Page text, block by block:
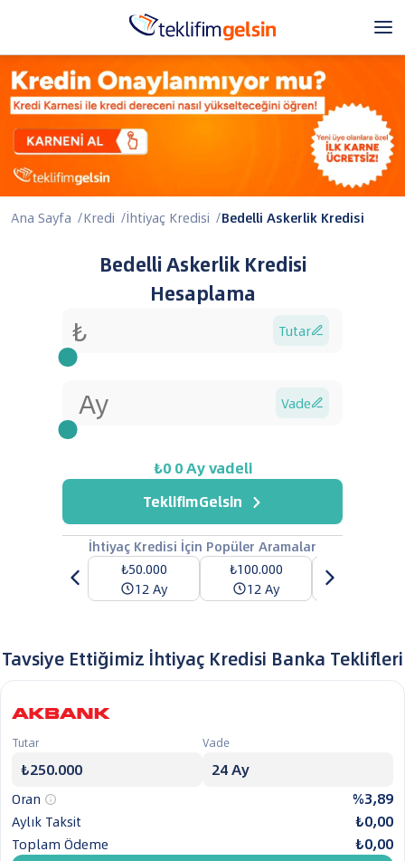
Ana Sayfa /Kredi /İhtiyaç Kredisi /Bedelli Askerlik Kredisi
Bedelli Askerlik Kredisi
Hesaplama
Tutar
Vade
₺0 0Ay vadeli
TeklifimGelsin
İhtiyaç Kredisi İçin Popüler Aramalar
₺50.000
12 Ay
₺100.000
12 Ay
Tavsiye Ettiğimiz İhtiyaç Kredisi Banka Teklifleri
Tutar Vade
Oran %3,89
Aylık Taksit ₺0,00
Toplam Ödeme ₺0,00